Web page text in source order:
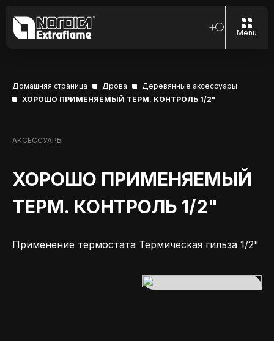
Menu
Домашняя страница Дрова
Деревянные аксессуары
ХОРОШО ПРИМЕНЯЕМЫЙ ТЕРМ. КОНТРОЛЬ 1/2"
АКСЕССУАРЫ
ХОРОШО ПРИМЕНЯЕМЫЙ
ТЕРМ. КОНТРОЛЬ 1/2"
Применение термостата Термическая гильза 1/2"